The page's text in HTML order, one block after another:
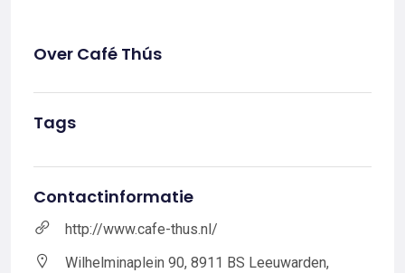
Over Café Thús
Tags
Contactinformatie
http://www.cafe-thus.nl/
Wilhelminaplein 90, 8911 BS Leeuwarden,